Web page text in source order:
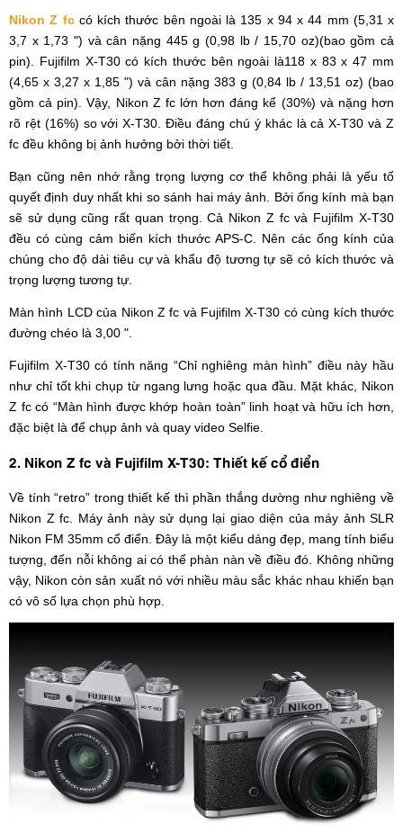
Nikon Z fccó kích thước bên ngoài là 135 x 94 x 44 mm (5,31 x
3,7 x 1,73 ") và cân nặng 445 g (0,98 lb / 15,70 oz)(bao gồm cả
pin). Fujifilm X-T30 có kích thước bên ngoài là118 x 83 x 47 mm
(4,65 x 3,27 x 1,85 ") và cân nặng 383 g (0,84 lb / 13,51 oz) (bao
gồm cả pin). Vậy, Nikon Z fc lớn hơn đáng kể (30%) và nặng hơn
rõ rệt (16%) so với X-T30. Điều đáng chú ý khác là cả X-T30 và Z
fc đều không bị ảnh hưởng bởi thời tiết.
Bạn cũng nên nhớ rằng trọng lượng cơ thể không phải là yếu tố
quyết định duy nhất khi so sánh hai máy ảnh. Bởi ống kính mà bạn
sẽ sử dụng cũng rất quan trọng. Cả Nikon Z fc và Fujifilm X-T30
đều có cùng cảm biến kích thước APS-C. Nên các ống kính của
chúng cho độ dài tiêu cự và khẩu độ tương tự sẽ có kích thước và
trọng lượng tương tự.
Màn hình LCD của Nikon Z fc và Fujifilm X-T30 có cùng kích thước
đường chéo là 3,00 ".
Fujifilm X-T30 có tính năng “Chỉ nghiêng màn hình” điều này hầu
như chỉ tốt khi chụp từ ngang lưng hoặc qua đầu. Mặt khác, Nikon
Z fc có “Màn hình được khớp hoàn toàn” linh hoạt và hữu ích hơn,
đặc biệt là để chụp ảnh và quay video Selfie.
2. Nikon Z fc và Fujifilm X-T30: Thiết kế cổ điển
Về tính “retro” trong thiết kế thì phần thắng dường như nghiêng về
Nikon Z fc. Máy ảnh này sử dụng lại giao diện của máy ảnh SLR
Nikon FM 35mm cổ điển. Đây là một kiểu dáng đẹp, mang tính biểu
tượng, đến nỗi không ai có thể phàn nàn về điều đó. Không những
vậy, Nikon còn sản xuất nó với nhiều màu sắc khác nhau khiến bạn
có vô số lựa chọn phù hợp.